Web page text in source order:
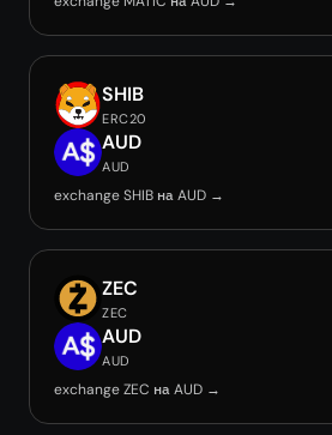
SHIB
ERC20
AUD
AUD
exchange SHIB на AUD →
ZEC
ZEC
AUD
AUD
exchange ZEC на AUD →